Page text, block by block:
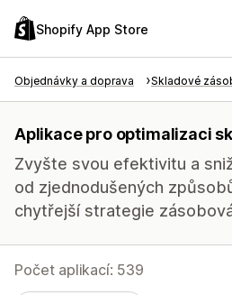
Shopify App Store
Objednávky a doprava Skladové
Aplikace pro optimalizaci
Zvyšte svou efektivitu a
od zjednodušených
chytřejší strategie
Počet aplikací: 539